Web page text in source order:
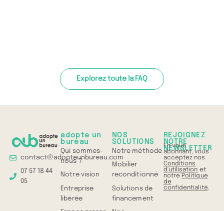
Explorez toute la FAQ
contact@adopteunbureau.com
07 57 18 44
05
adopte un
bureau
Qui sommes-
nous ?
Notre vision
Entreprise
libérée
NOS
SOLUTIONS
Notre méthode
Mobilier
reconditionné
Solutions de
financement
REJOIGNEZ
NOTRE
NEWSLETTER
En vous
abonnant, vous
acceptez nos
Conditions
d'utilisation et
notre Politique
de
confidentialité.